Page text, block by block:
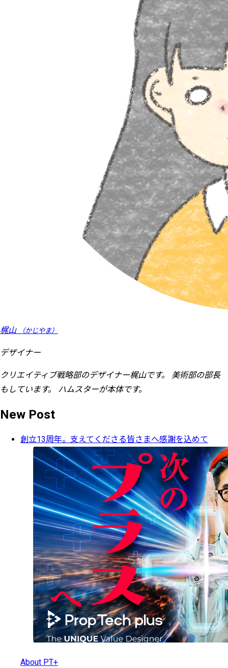
梶山 （かじやま）
デザイナー
クリエイティブ戦略部のデザイナー梶山です。 美術部の部長
もしています。 ハムスターが本体です。
New Post
創立13周年。支えてくださる皆さまへ感謝を込めて
About PT+